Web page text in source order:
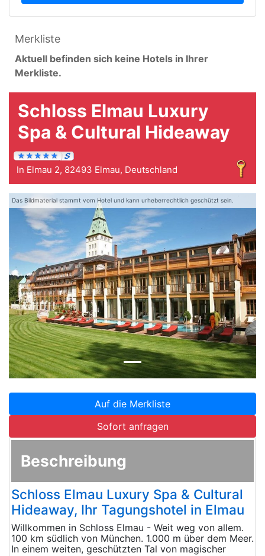
Merkliste
Aktuell befinden sich keine Hotels in Ihrer
Merkliste.
Schloss Elmau Luxury
Spa & Cultural Hideaway
In Elmau 2, 82493 Elmau, Deutschland
Das Bildmaterial stammt vom Hotel und kann urheberrechtlich geschützt sein.
Zurück
Auf die Merkliste
Sofort anfragen
Beschreibung
Schloss Elmau Luxury Spa & Cultural
Hideaway, Ihr Tagungshotel in Elmau
Willkommen in Schloss Elmau - Weit weg von allem.
100 km südlich von München. 1.000 m über dem Meer.
In einem weiten, geschützten Tal von magischer